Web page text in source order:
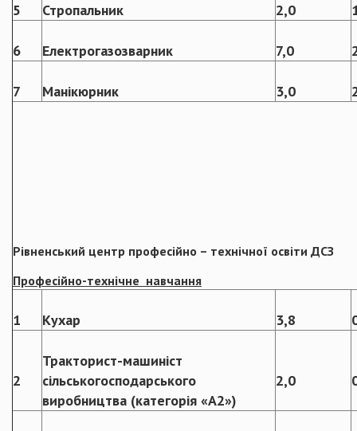
5 Стропальник 2,0
6 Електрогазозварник 7,0
7 Манікюрник 3,0
Рівненський центр професійно – технічної освіти ДСЗ
Професійно-технічне навчання
1 Кухар 3,8
2
Тракторист-машиніст
сільськогосподарського
виробництва (категорія «А2»)
2,0